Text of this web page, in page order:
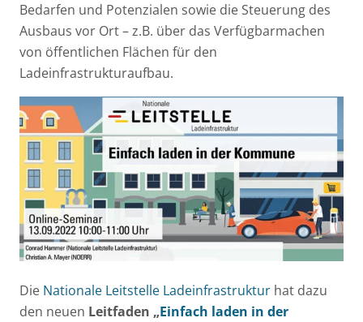
Bedarfen und Potenzialen sowie die Steuerung des
Ausbaus vor Ort – z.B. über das Verfügbarmachen
von öffentlichen Flächen für den
Ladeinfrastrukturaufbau.
Die Nationale Leitstelle Ladeinfrastruktur hat dazu
den neuen Leitfaden „Einfach laden in der